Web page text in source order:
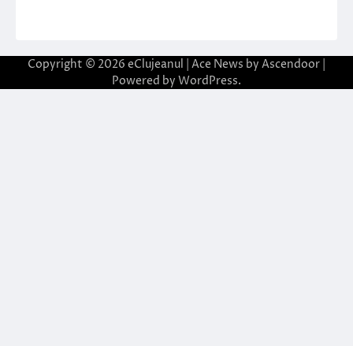
Copyright © 2026 eClujeanul | Ace News by Ascendoor
Powered by WordPress.